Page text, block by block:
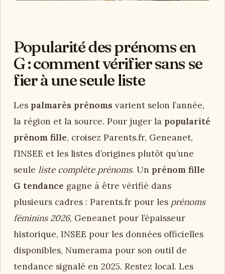
Popularité des prénoms en
G : comment vérifier sans se
fier à une seule liste
Les palmarès prénoms varient selon l’année,
la région et la source. Pour juger la popularité
prénom fille, croisez Parents.fr, Geneanet,
l’INSEE et les listes d’origines plutôt qu’une
seule liste complète prénoms. Un prénom fille
G tendance gagne à être vérifié dans
plusieurs cadres : Parents.fr pour les prénoms
féminins 2026, Geneanet pour l’épaisseur
historique, INSEE pour les données officielles
disponibles, Numerama pour son outil de
tendance signalé en 2025. Restez local. Les